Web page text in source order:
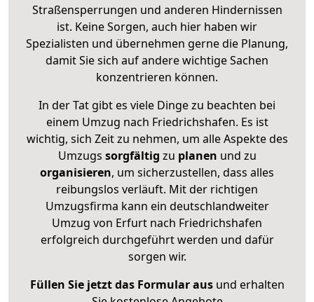
Straßensperrungen und anderen Hindernissen
ist. Keine Sorgen, auch hier haben wir
Spezialisten und übernehmen gerne die Planung,
damit Sie sich auf andere wichtige Sachen
konzentrieren können.
In der Tat gibt es viele Dinge zu beachten bei
einem Umzug nach Friedrichshafen. Es ist
wichtig, sich Zeit zu nehmen, um alle Aspekte des
Umzugs sorgfältig zu planen und zu
organisieren, um sicherzustellen, dass alles
reibungslos verläuft. Mit der richtigen
Umzugsfirma kann ein deutschlandweiter
Umzug von Erfurt nach Friedrichshafen
erfolgreich durchgeführt werden und dafür
sorgen wir.
Füllen Sie jetzt das Formular ausund erhalten